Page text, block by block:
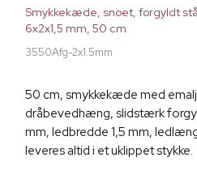
Smykkekæde, snoet, forgyldt
6x2x1,5 mm, 50 cm
3550Afg-2x1.5mm
50 cm, smykkekæde med
dråbevedhæng, slidstærk
mm, ledbredde 1,5 mm,
leveres altid i et uklippet stykke.